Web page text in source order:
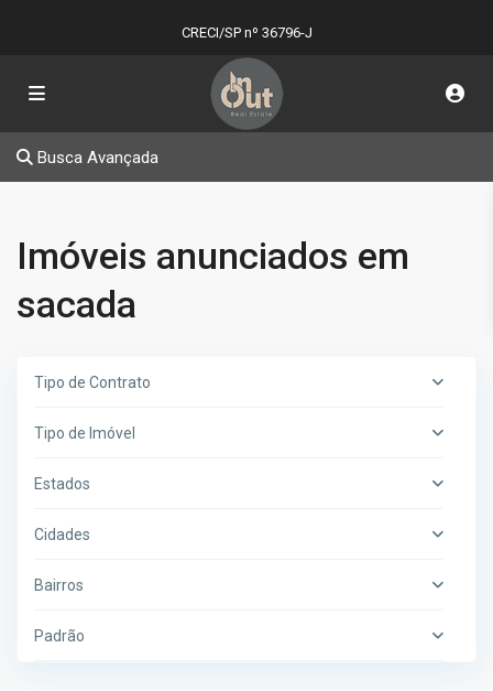
CRECI/SP nº 36796-J
Busca Avançada
Imóveis anunciados em
sacada
Tipo de Contrato
Tipo de Imóvel
Estados
Cidades
Bairros
Padrão